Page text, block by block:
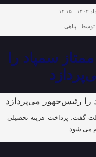
توسط : پناهی
سمپاد را
گفت: پرداخت هزینه تحصیلی